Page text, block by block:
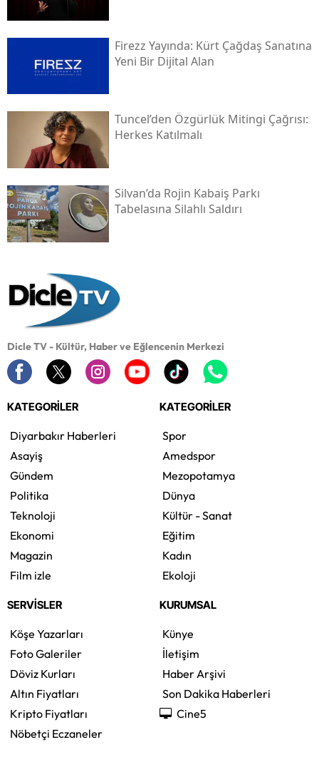
Firezz Yayında: Kürt Çağdaş Sanatına
Yeni Bir Dijital Alan
Tuncel’den Özgürlük Mitingi Çağrısı:
Herkes Katılmalı
Silvan’da Rojin Kabaiş Parkı
Tabelasına Silahlı Saldırı
Dicle TV - Kültür, Haber ve Eğlencenin Merkezi
KATEGORİLER
Diyarbakır Haberleri
Asayiş
Gündem
Politika
Teknoloji
Ekonomi
Magazin
Film izle
KATEGORİLER
Spor
Amedspor
Mezopotamya
Dünya
Kültür - Sanat
Eğitim
Kadın
Ekoloji
SERVİSLER
Köşe Yazarları
Foto Galeriler
Döviz Kurları
Altın Fiyatları
Kripto Fiyatları
Nöbetçi Eczaneler
KURUMSAL
Künye
İletişim
Haber Arşivi
Son Dakika Haberleri
Cine5